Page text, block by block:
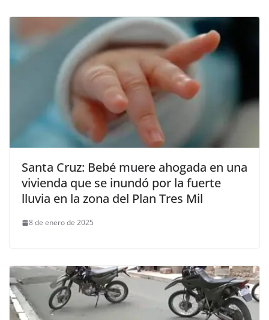
Santa Cruz: Bebé muere ahogada en una
vivienda que se inundó por la fuerte
lluvia en la zona del Plan Tres Mil
8 de enero de 2025